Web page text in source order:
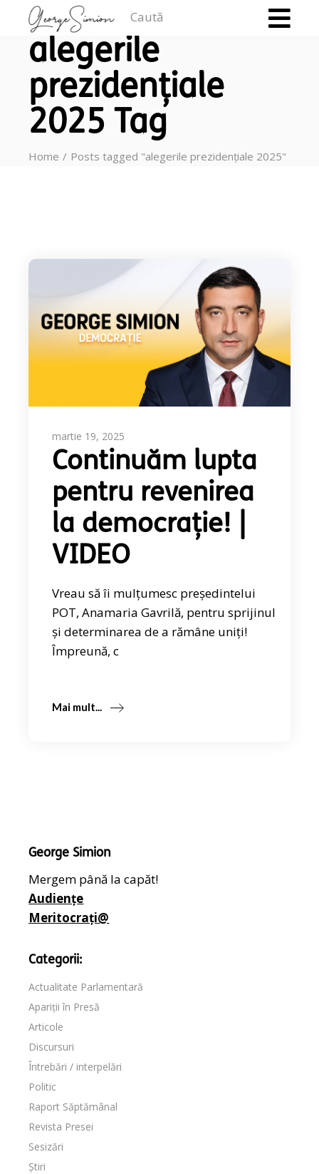
alegerile
prezidențiale
2025 Tag
Home Posts tagged "alegerile prezidențiale 2025"
martie 19, 2025
Continuăm lupta
pentru revenirea
la democrație! |
VIDEO
Vreau să îi mulțumesc președintelui
POT, Anamaria Gavrilă, pentru sprijinul
și determinarea de a rămâne uniți!
Împreună, c
Mai mult...
George Simion
Mergem până la capăt!
Audiențe
Meritocrați@
Categorii:
Actualitate Parlamentară
Apariții în Presă
Articole
Discursuri
Întrebări / interpelări
Politic
Raport Săptămânal
Revista Presei
Sesizări
Știri